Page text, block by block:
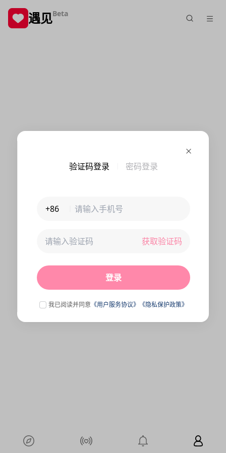
验证码登录 密码登录
+86
获取验证码
登录
我已阅读并同意 《用户服务协议》 《隐私保护政策》
遇见Beta
未连接到服务器,刷新一下试试